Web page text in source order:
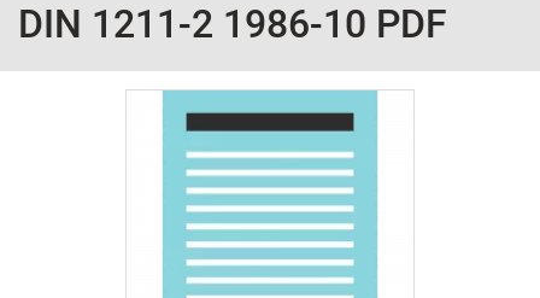
DIN 1211-2 1986-10 PDF